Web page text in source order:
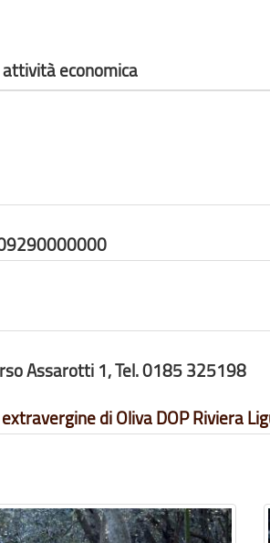
economica
Assarotti 1, Tel. 0185 325198
di Oliva DOP Riviera